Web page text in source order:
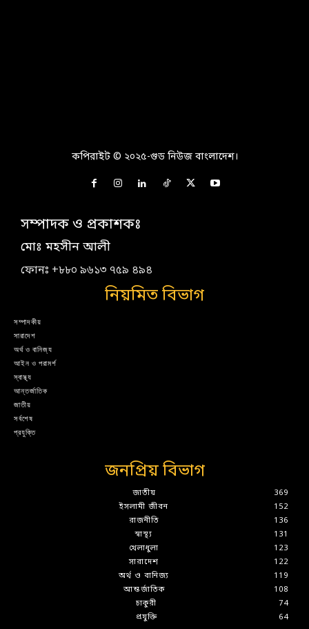
কপিরাইট © ২০২৫-গুড নিউজ বাংলাদেশ।
সম্পাদক ও প্রকাশকঃ
মোঃ মহসীন আলী
ফোনঃ +৮৮০ ৯৬১৩ ৭৫৯ ৪৯৪
নিয়মিত বিভাগ
সম্পাদকীয়
সারাদেশ
অর্থ ও বানিজ্য
আইন ও পরামর্শ
স্বাস্থ্য
আন্তর্জাতিক
জাতীয়
সর্বশেষ
প্রযুক্তি
জনপ্রিয় বিভাগ
জাতীয়
369
ইসলামী জীবন
152
রাজনীতি
136
স্বাস্থ্য
131
খেলাধুলা
123
সারাদেশ
122
অর্থ ও বানিজ্য
119
আন্তর্জাতিক
108
চাকুরী
74
প্রযুক্তি
64